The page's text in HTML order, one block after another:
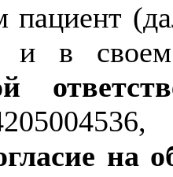
пациент
и в
на